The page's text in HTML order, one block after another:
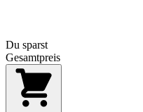
Du sparst
Gesamtpreis